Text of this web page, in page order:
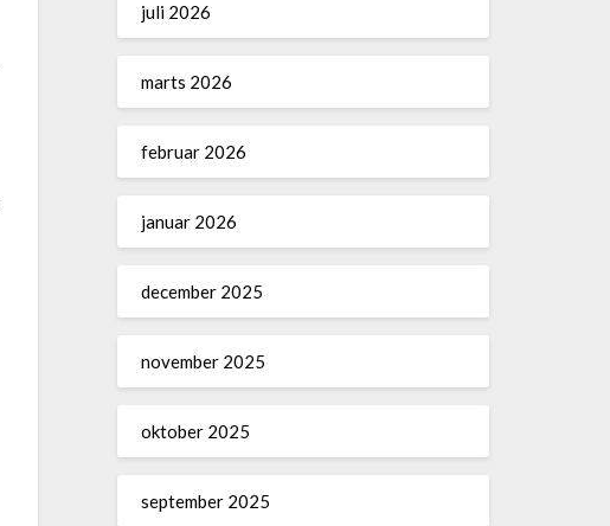
juli 2026
marts 2026
februar 2026
januar 2026
december 2025
november 2025
oktober 2025
september 2025